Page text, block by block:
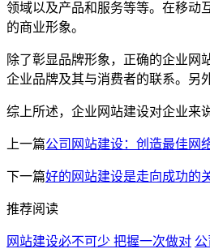
领域以及产品和服务等等。在移动
的商业形象。
除了彰显品牌形象，正确的企业网
企业品牌及其与消费者的联系。另
综上所述，企业网站建设对企业来
上一篇公司网站建设：创造最佳网
下一篇好的网站建设是走向成功的
推荐阅读
网站建设必不可少 把握一次做对